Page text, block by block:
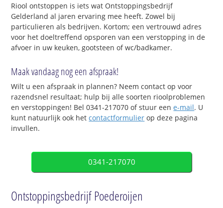
Riool ontstoppen is iets wat Ontstoppingsbedrijf
Gelderland al jaren ervaring mee heeft. Zowel bij
particulieren als bedrijven. Kortom; een vertrouwd adres
voor het doeltreffend opsporen van een verstopping in de
afvoer in uw keuken, gootsteen of wc/badkamer.
Maak vandaag nog een afspraak!
Wilt u een afspraak in plannen? Neem contact op voor
razendsnel resultaat; hulp bij alle soorten rioolproblemen
en verstoppingen! Bel 0341-217070 of stuur eene-mail. U
kunt natuurlijk ook hetcontactformulier op deze pagina
invullen.
0341-217070
Ontstoppingsbedrijf Poederoijen